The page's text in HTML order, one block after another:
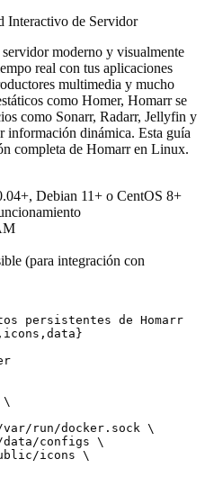
Interactivo de Servidor
moderno y visualmente
real con tus aplicaciones
multimedia y mucho
como Homer, Homarr se
como Sonarr, Radarr, Jellyfin y
información dinámica. Esta guía
completa de Homarr en Linux.
Debian 11+ o CentOS 8+
(para integración con
persistentes de Homarr
run/docker.sock \
configs \
icons \